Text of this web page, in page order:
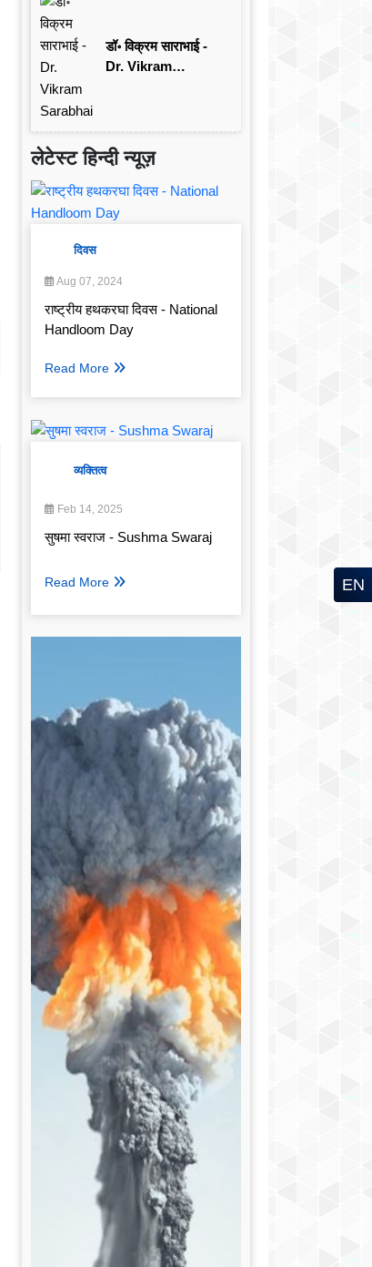
डॉ॰ विक्रम साराभाई -
Dr. Vikram
लेटेस्ट हिन्दी न्यूज़
दिवस
Aug 07, 2024
राष्ट्रीय हथकरघा दिवस - National
Handloom Day
Read More
व्यक्तित्व
Feb 14, 2025
सुषमा स्वराज - Sushma Swaraj
Read More EN